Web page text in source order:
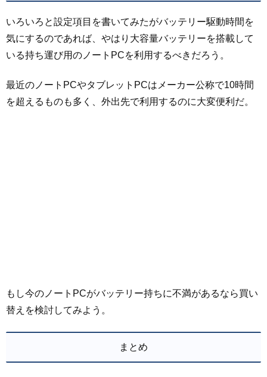
いろいろと設定項目を書いてみたがバッテリー駆動時間を
気にするのであれば、やはり大容量バッテリーを搭載して
いる持ち運び用のノートPCを利用するべきだろう。
最近のノートPCやタブレットPCはメーカー公称で10時間
を超えるものも多く、外出先で利用するのに大変便利だ。
もし今のノートPCがバッテリー持ちに不満があるなら買い
替えを検討してみよう。
まとめ